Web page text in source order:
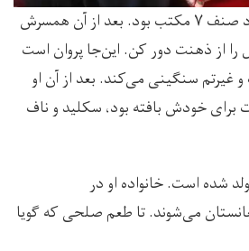
عارفه زمانی که ازدواج کرد صنف ۷ مکتب بود. بعد از آن همسرش
از ذهنت دور کن. این‌جا پروان است
غیرتم سنگینی می‌کند. بعد از آن او
برای خودش بافته بود، سکلید و ناف
شده است. خانواده او در
افغانستان می‌شوند. تا طعم صلحی که گویا